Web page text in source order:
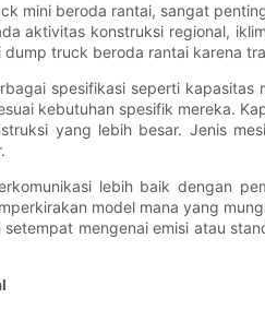
mini beroda rantai, sangat
aktivitas konstruksi regional,
truck beroda rantai karena
spesifikasi seperti
kebutuhan spesifik mereka.
yang lebih besar. Jenis
lebih baik dengan
model mana yang
mengenai emisi atau